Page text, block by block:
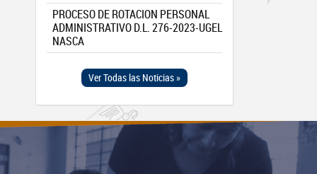
PROCESO DE ROTACION PERSONAL
ADMINISTRATIVO D.L. 276-2023-UGEL
NASCA
Ver Todas las Noticias »